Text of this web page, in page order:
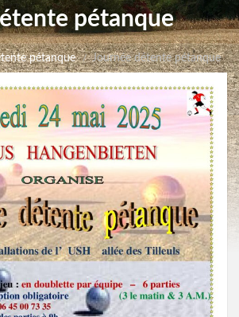
pétanque
pétanque Journée détente pétanque